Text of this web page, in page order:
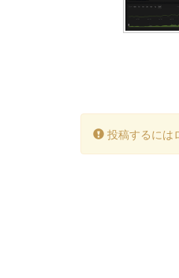
投稿するには